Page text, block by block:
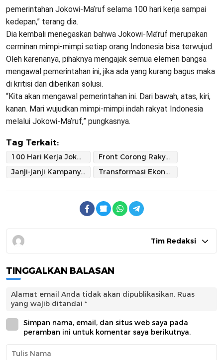
pemerintahan Jokowi-Ma’ruf selama 100 hari kerja sampai
kedepan,” terang dia.
Dia kembali menegaskan bahwa Jokowi-Ma’ruf merupakan
cerminan mimpi-mimpi setiap orang Indonesia bisa terwujud.
Oleh karenanya, pihaknya mengajak semua elemen bangsa
mengawal pemerintahan ini, jika ada yang kurang bagus maka
di kritisi dan diberikan solusi.
“Kita akan mengawal pemerintahan ini. Dari bawah, atas, kiri,
kanan. Mari wujudkan mimpi-mimpi indah rakyat Indonesia
melalui Jokowi-Ma’ruf,” pungkasnya.
Tag Terkait:
100 Hari Kerja Jokowi-Ma'ruf
Front Corong Rakyat
Janji-janji Kampanye Jokowi-Ma'ruf
Transformasi Ekonomi
Tim Redaksi
TINGGALKAN BALASAN
Alamat email Anda tidak akan dipublikasikan. Ruas
yang wajib ditandai *
Simpan nama, email, dan situs web saya pada
peramban ini untuk komentar saya berikutnya.